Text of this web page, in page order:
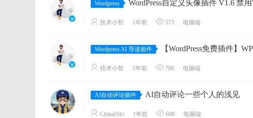
Wordpress WordPress自定义头像插件 V1.6 禁用WordPress默认的Gravatar头
技术小智 1年前 573 电脑端
Wordpress AI 导读插件 【WordPress免费插件】WP AI Reader
技术小智 1年前 780 电脑端
AI自动评论插件 AI自动评论一些个人的浅见
ChinaHilo 1年前 608 电脑端